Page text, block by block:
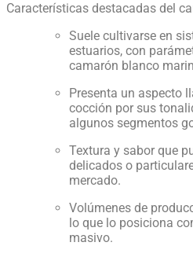
Características destacadas del
Suele cultivarse en
estuarios, con
camarón blanco
Presenta un aspecto
cocción por sus
algunos segmentos
Textura y sabor que
delicados o
mercado.
Volúmenes de
lo que lo posiciona
masivo.